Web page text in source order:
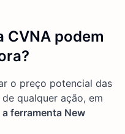
CVNA podem
o preço potencial das
qualquer ação, em
a ferramenta New